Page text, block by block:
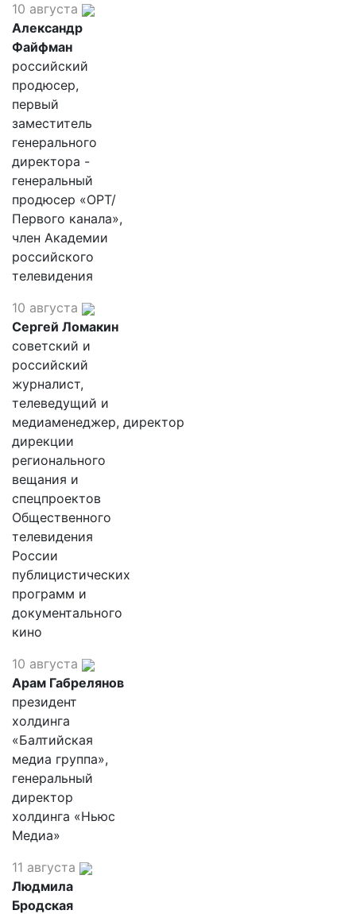
10 августа
Александр
Файфман
российский
продюсер,
первый
заместитель
генерального
директора -
генеральный
продюсер «ОРТ/
Первого канала»,
член Академии
российского
телевидения
10 августа
Сергей Ломакин
советский и
российский
журналист,
телеведущий и
медиаменеджер, директор
дирекции
регионального
вещания и
спецпроектов
Общественного
телевидения
России
публицистических
программ и
документального
кино
10 августа
Арам Габрелянов
президент
холдинга
«Балтийская
медиа группа»,
генеральный
директор
холдинга «Ньюс
Медиа»
11 августа
Людмила
Бродская